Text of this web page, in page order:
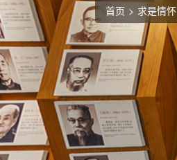
首页 求是情怀